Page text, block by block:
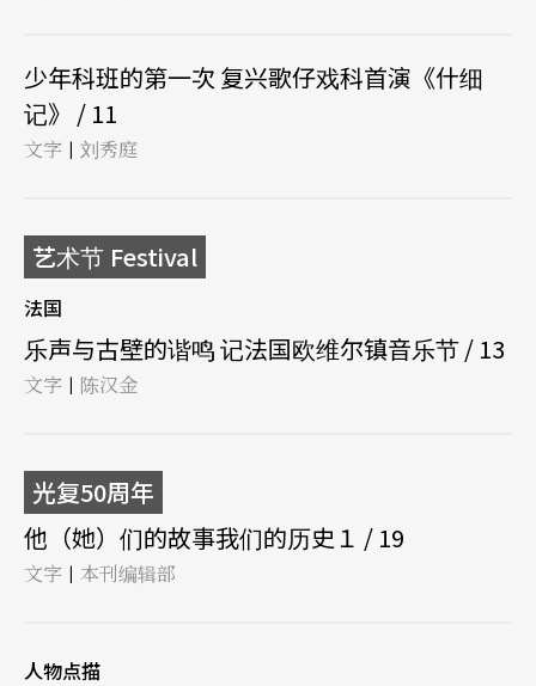
少年科班的第一次 复兴歌仔戏科首演《什细
记》 / 11
文字 | 刘秀庭
艺术节 Festival
法国
乐声与古壁的谐鸣 记法国欧维尔镇音乐节 / 13
文字 | 陈汉金
光复50周年
他（她）们的故事我们的历史１ / 19
文字 | 本刊编辑部
人物点描